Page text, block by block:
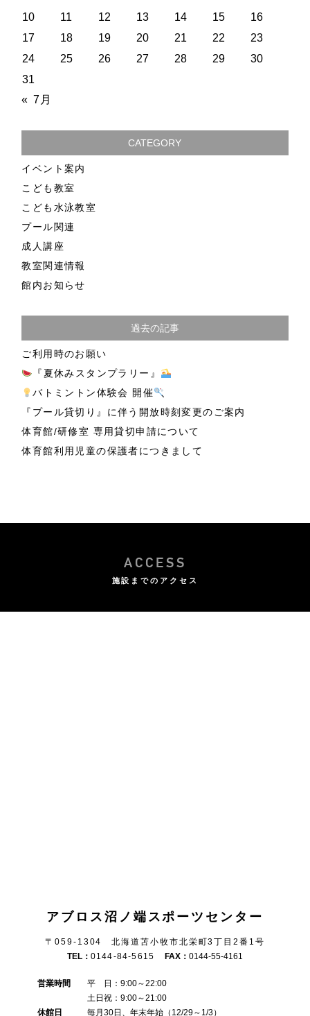
10
11 12 13 14 15
16
17
18 19 20 21 22
23
24
25 26 27 28 29
30
31
« 7月
CATEGORY
イベント案内
こども教室
こども水泳教室
プール関連
成人講座
教室関連情報
館内お知らせ
過去の記事
ご利用時のお願い
『夏休みスタンプラリー』
バトミントン体験会 開催
『プール貸切り』に伴う開放時刻変更のご案内
体育館/研修室 専用貸切申請について
体育館利用児童の保護者につきまして
ACCESS
施設までのアクセス
アブロス沼ノ端スポーツセンター
〒059-1304 北海道苫小牧市北栄町3丁目2番1号
TEL： 0144-84-5615 FAX：0144-55-4161
営業時間 平 日：9:00～22:00
土日祝：9:00～21:00
休館日 毎月30日、年末年始（12/29～1/3）